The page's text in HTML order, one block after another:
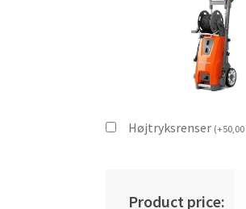
Højtryksrenser (+50,00
Product price: